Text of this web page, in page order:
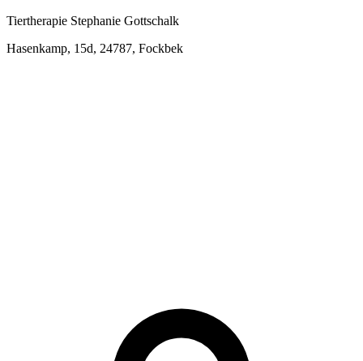
Tiertherapie Stephanie Gottschalk
Hasenkamp, 15d, 24787, Fockbek